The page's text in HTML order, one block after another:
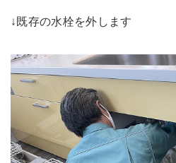
↓既存の水栓を外します